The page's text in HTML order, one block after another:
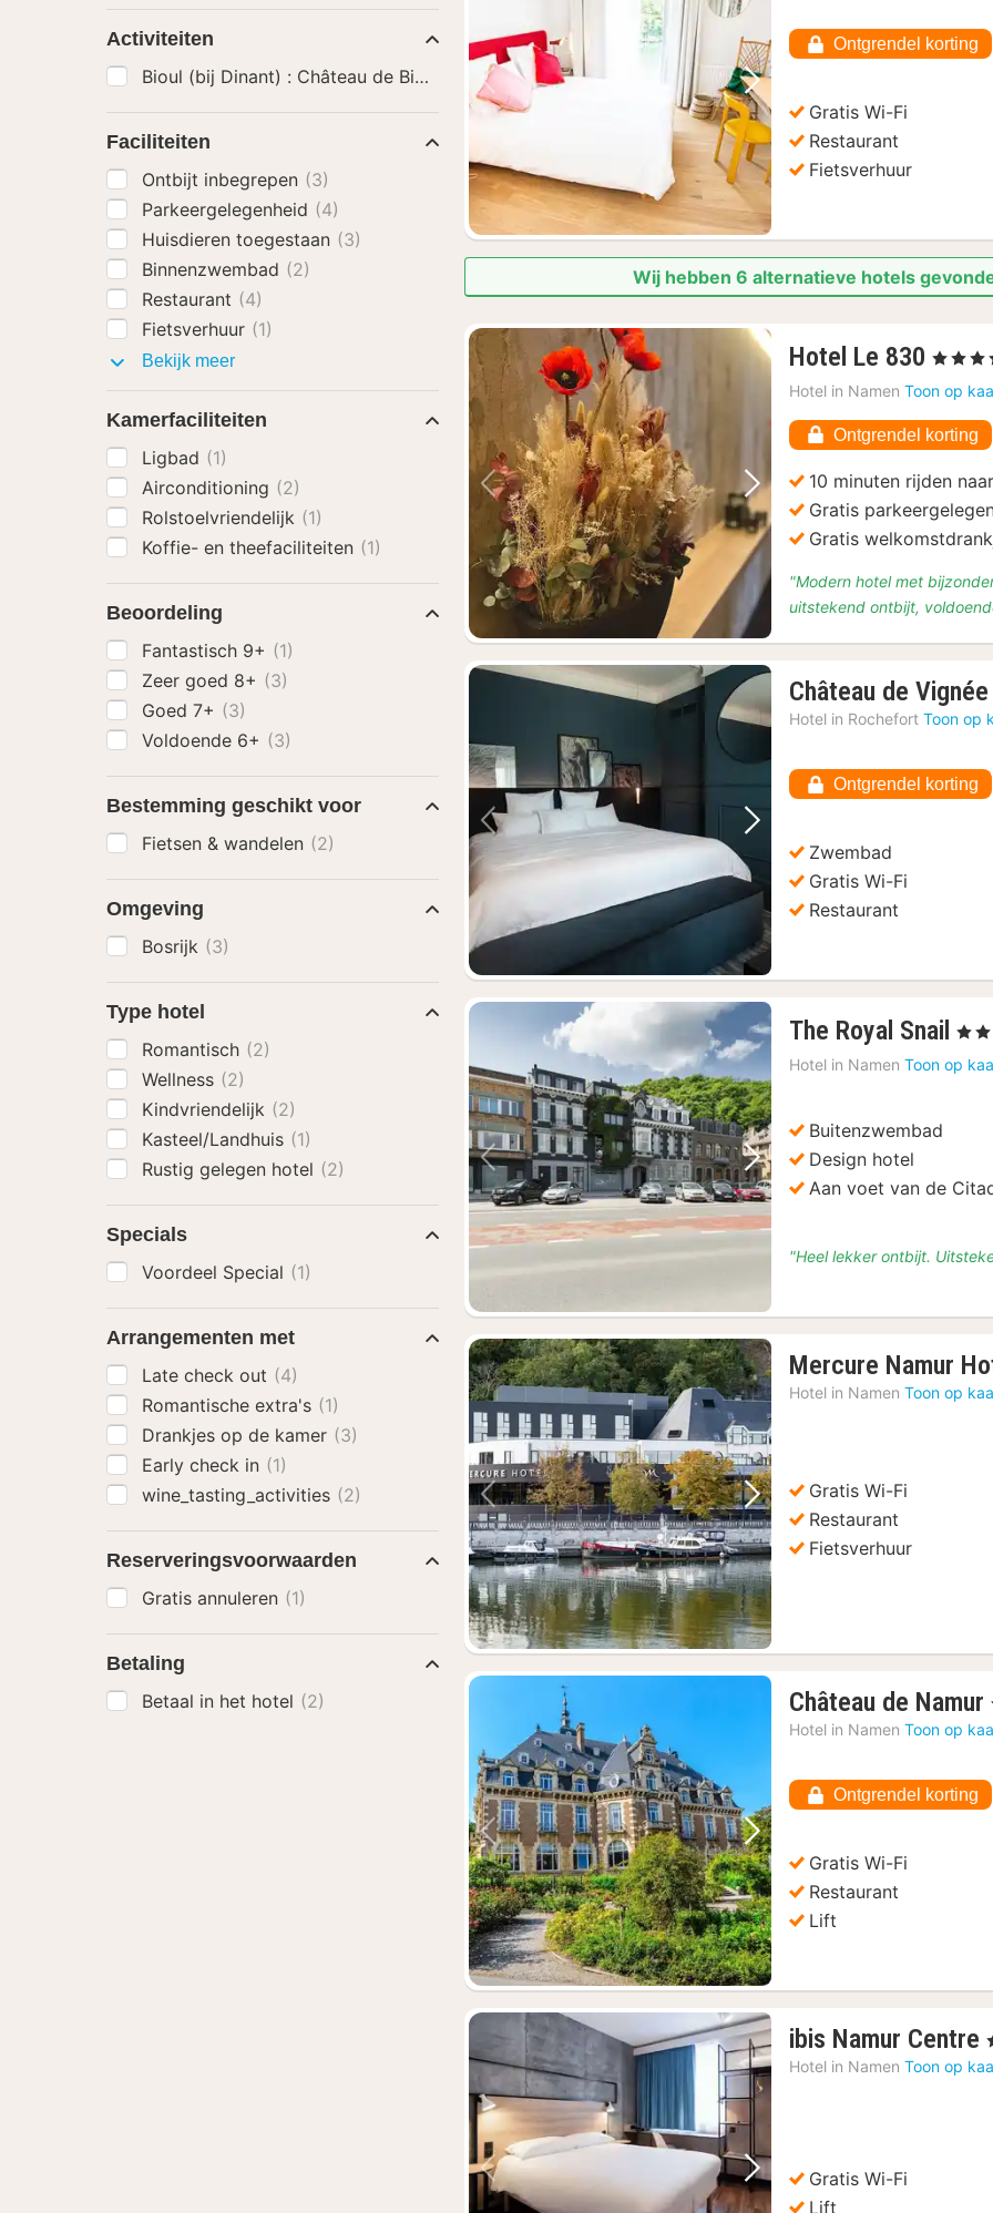
Vorige foto Volgende foto
€
96,42
Ontgrendel korting
Gratis Wi-Fi
Restaurant
Fietsverhuur
Wij hebben 6 alternatieve hotels
Vorige foto Volgende foto
Hotel Le 830 1
nacht
vanaf
€
103,50
, 4 Sterren
Hotel in Namen Toon op
Ontgrendel korting
10 minuten rijden
Gratis
Gratis
"Modern hotel met
uitstekend ontbijt,
Vorige foto Volgende foto
Château de Vignée
Hotel in Rochefort Toon op
Ontgrendel korting
Zwembad
Gratis Wi-Fi
Restaurant
Vorige foto Volgende foto
The Royal Snail 1
, 4
Hotel in Namen Toon op
Buitenzwembad
Design hotel
Aan voet van de
"Heel lekker ontbijt.
Vorige foto Volgende foto
Mercure Namur
Hotel in Namen Toon op
Gratis Wi-Fi
Restaurant
Fietsverhuur
Vorige foto Volgende foto
Château de Namur
€
Hotel in Namen Toon op
Ontgrendel korting
Gratis Wi-Fi
Restaurant
Lift
Vorige foto Volgende foto
ibis Namur Centre ,
Hotel in Namen Toon op
Gratis Wi-Fi
Lift
Activiteiten
Bioul (bij Dinant) : Château de Bioul Tour en Wijnproeverij
Faciliteiten
Ontbijt inbegrepen (3)
Parkeergelegenheid (4)
Huisdieren toegestaan (3)
Binnenzwembad (2)
Restaurant (4)
Fietsverhuur (1)
Bekijk meerFaciliteiten
Kamerfaciliteiten
Ligbad (1)
Airconditioning (2)
Rolstoelvriendelijk (1)
Koffie- en theefaciliteiten (1)
Beoordeling
Fantastisch 9+ (1)
Zeer goed 8+ (3)
Goed 7+ (3)
Voldoende 6+ (3)
Bestemming geschikt voor
Fietsen & wandelen (2)
Omgeving
Bosrijk (3)
Type hotel
Romantisch (2)
Wellness (2)
Kindvriendelijk (2)
Kasteel/Landhuis (1)
Rustig gelegen hotel (2)
Specials
Voordeel Special (1)
Arrangementen met
Late check out (4)
Romantische extra's (1)
Drankjes op de kamer (3)
Early check in (1)
wine_tasting_activities (2)
Reserveringsvoorwaarden
Gratis annuleren (1)
Betaling
Betaal in het hotel (2)